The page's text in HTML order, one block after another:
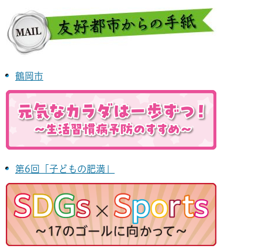
鶴岡市
第6回「子どもの肥満」